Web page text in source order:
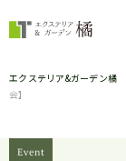
エクステリア&ガーデン橘
会】